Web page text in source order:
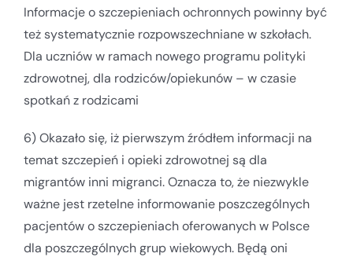
Informacje o szczepieniach ochronnych powinny być
też systematycznie rozpowszechniane w szkołach.
Dla uczniów w ramach nowego programu polityki
zdrowotnej, dla rodziców/opiekunów – w czasie
spotkań z rodzicami
6) Okazało się, iż pierwszym źródłem informacji na
temat szczepień i opieki zdrowotnej są dla
migrantów inni migranci. Oznacza to, że niezwykle
ważne jest rzetelne informowanie poszczególnych
pacjentów o szczepieniach oferowanych w Polsce
dla poszczególnych grup wiekowych. Będą oni